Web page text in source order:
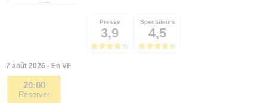
Presse
3,9
Spectateurs
4,5
7 août 2026 - En VF
20:00
Réserver